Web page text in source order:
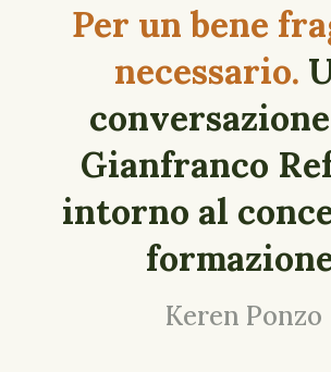
Per un bene
necessario.
Gianfranco
intorno al
Keren Ponzo